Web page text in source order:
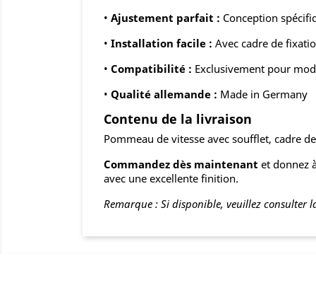
• Ajustement parfait : Conception
• Installation facile : Avec cadre de
• Compatibilité : Exclusivement pour
• Qualité allemande : Made in Germany
Contenu de la livraison
Pommeau de vitesse avec soufflet, cadre
Commandez dès maintenant et donnez
avec une excellente finition.
Remarque : Si disponible, veuillez consulter